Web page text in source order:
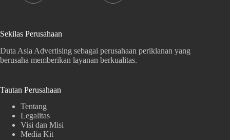
Sekilas Perusahaan
Duta Asia Advertising sebagai perusahaan periklanan yang
berusaha memberikan layanan berkualitas.
Tautan Perusahaan
Tentang
Legalitas
Visi dan Misi
Media Kit